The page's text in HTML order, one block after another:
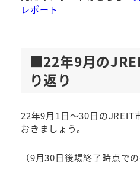
レポート
■22年9月の
り返り
22年9月1日～30日のJREIT
おきましょう。
（9月30日後場終了時点での